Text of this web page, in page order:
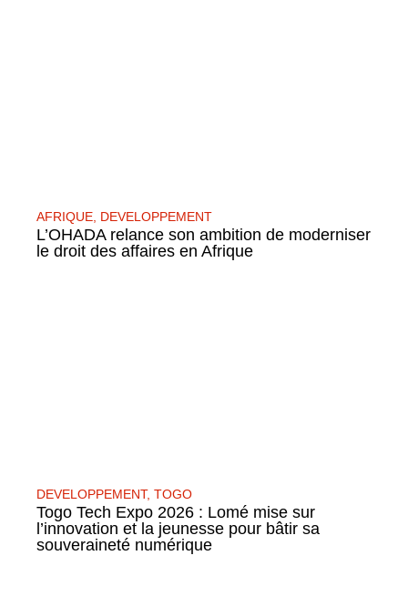
AFRIQUE DEVELOPPEMENT
L’OHADA relance son ambition de moderniser
le droit des affaires en Afrique
DEVELOPPEMENT, TOGO
Togo Tech Expo 2026 : Lomé mise sur
l’innovation et la jeunesse pour bâtir sa
souveraineté numérique